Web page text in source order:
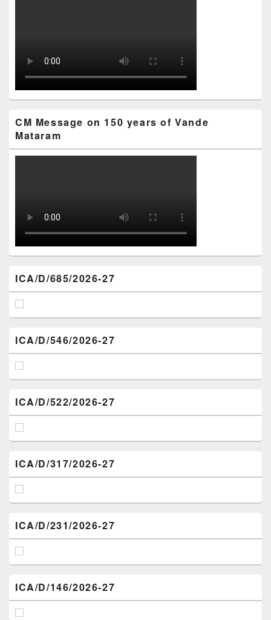
CM Message on 150 years of Vande
Mataram
ICA/D/685/2026-27
ICA/D/546/2026-27
ICA/D/522/2026-27
ICA/D/317/2026-27
ICA/D/231/2026-27
ICA/D/146/2026-27